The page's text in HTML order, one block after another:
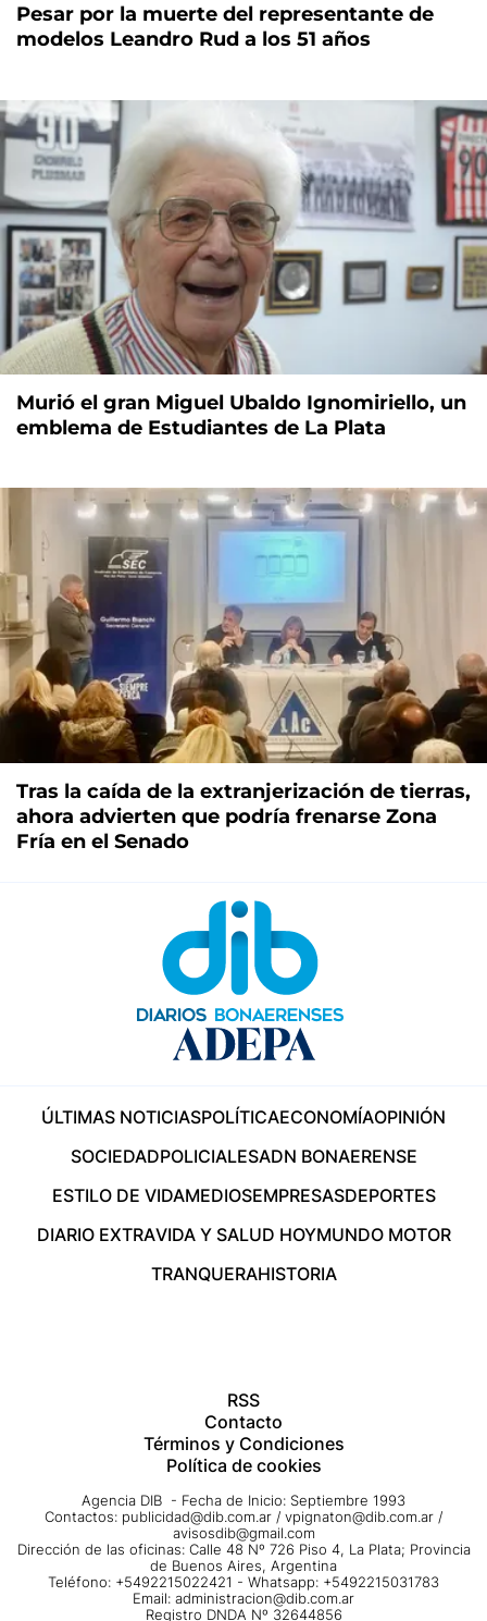
Pesar por la muerte del representante de
modelos Leandro Rud a los 51 años
Murió el gran Miguel Ubaldo Ignomiriello, un
emblema de Estudiantes de La Plata
Tras la caída de la extranjerización de tierras,
ahora advierten que podría frenarse Zona
Fría en el Senado
ÚLTIMAS NOTICIASPOLÍTICAECONOMÍAOPINIÓN
SOCIEDADPOLICIALESADN BONAERENSE
ESTILO DE VIDAMEDIOSEMPRESASDEPORTES
DIARIO EXTRAVIDA Y SALUD HOYMUNDO MOTOR
TRANQUERAHISTORIA
RSS
Contacto
Términos y Condiciones
Política de cookies
Agencia DIB - Fecha de Inicio: Septiembre 1993
Contactos: publicidad@dib.com.ar / vpignaton@dib.com.ar /
avisosdib@gmail.com
Dirección de las oficinas: Calle 48 Nº 726 Piso 4, La Plata; Provincia
de Buenos Aires, Argentina
Teléfono: +5492215022421 - Whatsapp: +5492215031783
Email: administracion@dib.com.ar
Registro DNDA Nº 32644856